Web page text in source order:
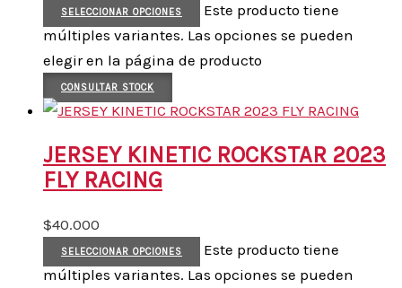
SELECCIONAR OPCIONES
Este producto tiene
múltiples variantes. Las opciones se pueden
elegir en la página de producto
CONSULTAR STOCK
JERSEY KINETIC ROCKSTAR 2023
FLY RACING
$40.000
SELECCIONAR OPCIONES
Este producto tiene
múltiples variantes. Las opciones se pueden